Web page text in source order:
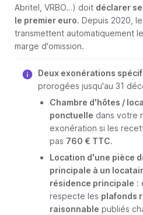
Abritel, VRBO…) doit déclarer
le premier euro. Depuis 2020,
transmettent automatiquement
marge d'omission.
Deux exonérations
prorogées jusqu'au 31
Chambre d'hôtes /
ponctuelle dans votre
exonération si les
pas 760 € TTC.
Location d'une pièce
principale à un
résidence principale :
respecte les plafonds
raisonnable publiés